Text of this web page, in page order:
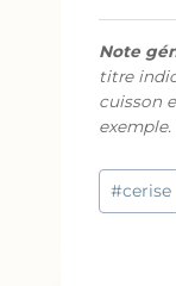
Note
titre
cuisson
de
#cerise